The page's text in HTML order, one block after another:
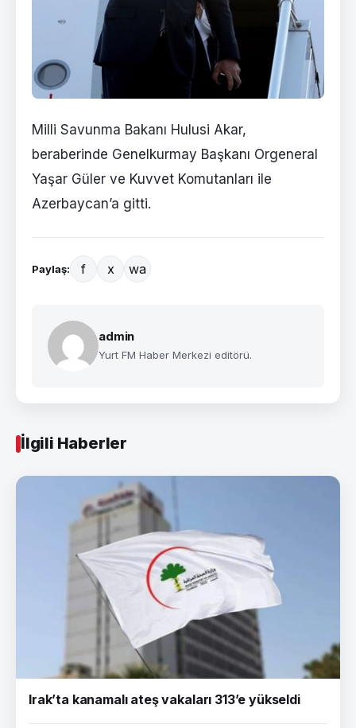
Milli Savunma Bakanı Hulusi Akar,
beraberinde Genelkurmay Başkanı Orgeneral
Yaşar Güler ve Kuvvet Komutanları ile
Azerbaycan’a gitti.
Paylaş: f x wa
admin
Yurt FM Haber Merkezi editörü.
İlgili Haberler
Irak’ta kanamalı ateş vakaları 313’e yükseldi